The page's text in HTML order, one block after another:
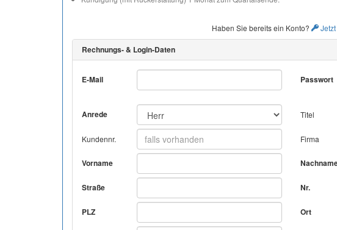
Haben Sie bereits ein Konto? Jetzt
Rechnungs- & Login-Daten
E-Mail Passwort
Anrede Titel
Kundennr. Firma
Vorname
Straße Nr.
PLZ Ort